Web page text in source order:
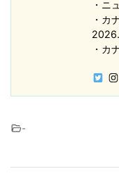
・ニ
・カ
・カ
-